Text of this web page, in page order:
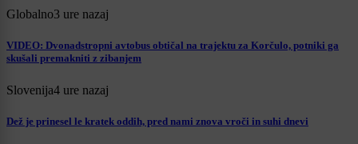
Globalno3 ure nazaj
VIDEO: Dvonadstropni avtobus obtičal na trajektu za Korčulo, potniki ga
skušali premakniti z zibanjem
Slovenija4 ure nazaj
Dež je prinesel le kratek oddih, pred nami znova vroči in suhi dnevi